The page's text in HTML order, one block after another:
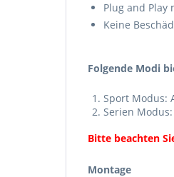
Plug and Play
Keine
Folgende Modi
Sport Modus:
Serien
Bitte beachten
Montage